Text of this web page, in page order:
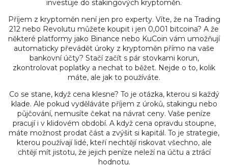
investuje do stakingových kryptoměn.
Příjem z kryptoměn není jen pro experty. Víte, že na Trading
212 nebo Revolutu můžete koupit i jen 0,001 bitcoina? A že
některé platformy jako Binance nebo KuCoin vám umožňují
automaticky převádět úroky z kryptoměn přímo na vaše
bankovní účty? Stačí začít s pár stovkami korun,
zkontrolovat poplatky a nechat to běžet. Nejde o to, kolik
máte, ale jak to používáte.
Co se stane, když cena klesne? To je otázka, kterou si každý
klade. Ale pokud vyděláváte příjem z úroků, stakingu nebo
půjčování, nemusíte čekat na návrat ceny. Vaše peníze
pracují i v klidovém období. A když cena opravdu stoupne,
máte možnost prodat část a zvýšit si kapitál. To je strategie,
kterou používají lidé, kteří nechtějí riskovat všechno, ale
chtějí mít jistotu, že jejich peníze neleží na účtu a ztrácí
hodnotu.